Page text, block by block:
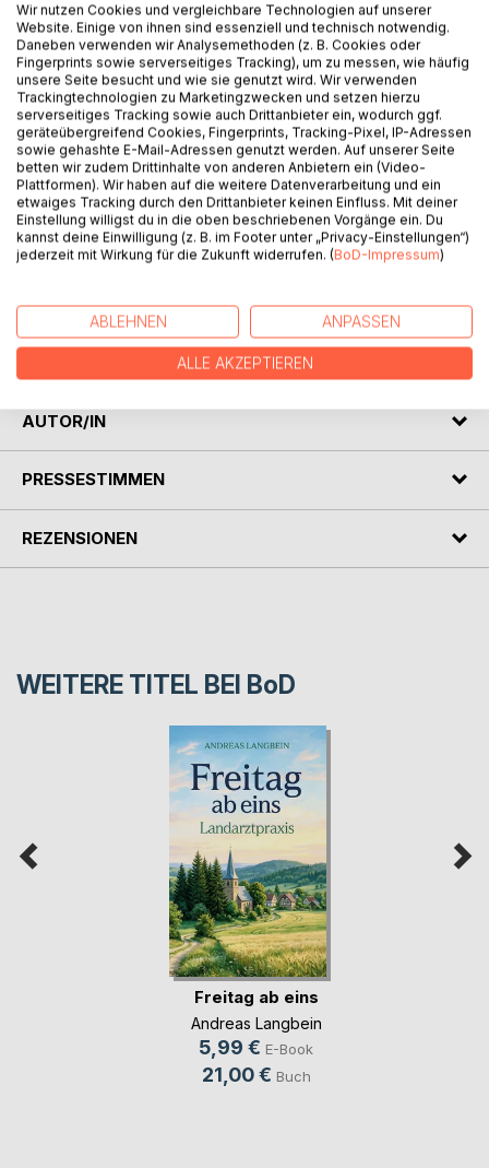
IN DEN WARENKORB
Auf die Merkliste
Titel bewerten
Villa Rustica Esch - Ursprung und Rückblick in die
AUTOR/IN
PRESSESTIMMEN
REZENSIONEN
WEITERE TITEL BEI BoD
Freitag ab eins
Andreas Langbein
5,99 € E-Book
21,00 € Buch
Wir nutzen Cookies und vergleichbare Technologien auf unserer
Website. Einige von ihnen sind essenziell und technisch notwendig.
Daneben verwenden wir Analysemethoden (z. B. Cookies oder
Fingerprints sowie serverseitiges Tracking), um zu messen, wie häufig
unsere Seite besucht und wie sie genutzt wird. Wir verwenden
Trackingtechnologien zu Marketingzwecken und setzen hierzu
serverseitiges Tracking sowie auch Drittanbieter ein, wodurch ggf.
geräteübergreifend Cookies, Fingerprints, Tracking-Pixel, IP-Adressen
sowie gehashte E-Mail-Adressen genutzt werden. Auf unserer Seite
betten wir zudem Drittinhalte von anderen Anbietern ein (Video-
Plattformen). Wir haben auf die weitere Datenverarbeitung und ein
etwaiges Tracking durch den Drittanbieter keinen Einfluss. Mit deiner
Einstellung willigst du in die oben beschriebenen Vorgänge ein. Du
kannst deine Einwilligung (z. B. im Footer unter „Privacy-Einstellungen“)
jederzeit mit Wirkung für die Zukunft widerrufen. (BoD-Impressum)
ABLEHNEN ANPASSEN
ALLE AKZEPTIEREN